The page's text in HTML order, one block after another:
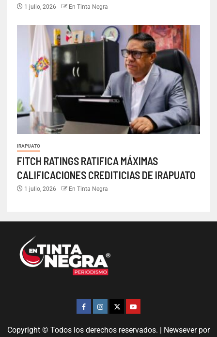
1 julio, 2026 En Tinta Negra
IRAPUATO
FITCH RATINGS RATIFICA MÁXIMAS
CALIFICACIONES CREDITICIAS DE IRAPUATO
1 julio, 2026 En Tinta Negra
Copyright © Todos los derechos reservados. | Newseverpor